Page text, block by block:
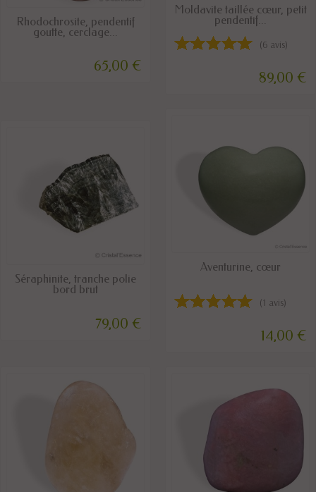
DISPONIBLE
Rhodochrosite, pendentif
goutte, cerclage...
65,00 €
DERNIERS ARTICLES EN STOCK
Moldavite taillée cœur, petit
pendentif...
(6 avis)
89,00 €
DISPONIBLE
Séraphinite, tranche polie
bord brut
79,00 €
DISPONIBLE
Aventurine, cœur
(1 avis)
14,00 €